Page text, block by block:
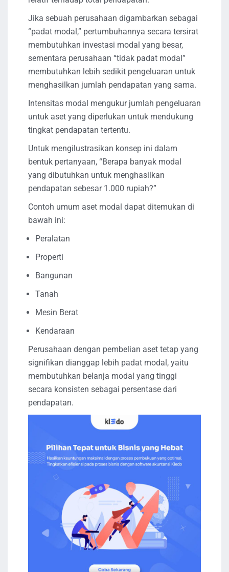
Jika sebuah perusahaan digambarkan sebagai
“padat modal,” pertumbuhannya secara tersirat
membutuhkan investasi modal yang besar,
sementara perusahaan “tidak padat modal”
membutuhkan lebih sedikit pengeluaran untuk
menghasilkan jumlah pendapatan yang sama.
Intensitas modal mengukur jumlah pengeluaran
untuk aset yang diperlukan untuk mendukung
tingkat pendapatan tertentu.
Untuk mengilustrasikan konsep ini dalam
bentuk pertanyaan, “Berapa banyak modal
yang dibutuhkan untuk menghasilkan
pendapatan sebesar 1.000 rupiah?”
Contoh umum aset modal dapat ditemukan di
bawah ini:
Peralatan
Properti
Bangunan
Tanah
Mesin Berat
Kendaraan
Perusahaan dengan pembelian aset tetap yang
signifikan dianggap lebih padat modal, yaitu
membutuhkan belanja modal yang tinggi
secara konsisten sebagai persentase dari
pendapatan.